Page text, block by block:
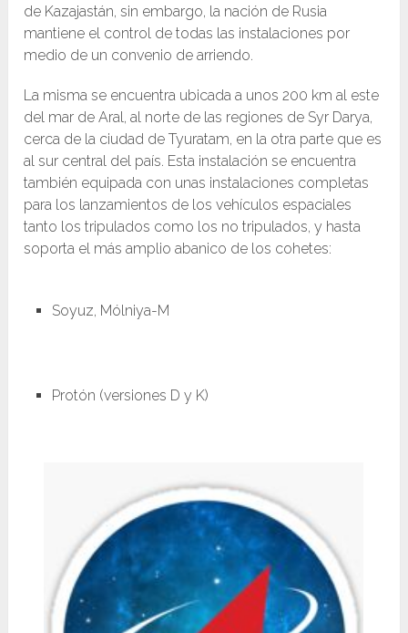
de Kazajastán, sin embargo, la nación de Rusia
mantiene el control de todas las instalaciones por
medio de un convenio de arriendo.
La misma se encuentra ubicada a unos 200 km al este
del mar de Aral, al norte de las regiones de Syr Darya,
cerca de la ciudad de Tyuratam, en la otra parte que es
al sur central del país. Esta instalación se encuentra
también equipada con unas instalaciones completas
para los lanzamientos de los vehículos espaciales
tanto los tripulados como los no tripulados, y hasta
soporta el más amplio abanico de los cohetes:
Soyuz, Mólniya-M
Protón (versiones D y K)